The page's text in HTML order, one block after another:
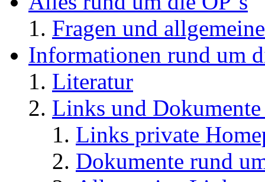
Fragen und
Informationen rund um
Literatur
Links und
Links private
Dokumente rund